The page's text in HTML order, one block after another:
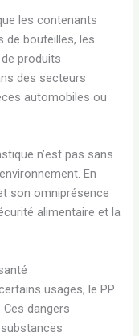
les contenants
de bouteilles, les
produits
des secteurs
automobiles ou
n’est pas sans
En
son omniprésence
alimentaire et la
usages, le PP
dangers